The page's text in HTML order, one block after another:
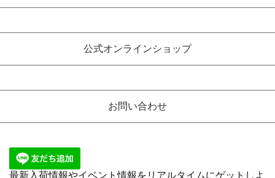
公式オンラインショップ
お問い合わせ